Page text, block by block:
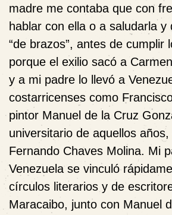
madre me contaba que con
hablar con ella o a saludarla y
“de brazos”, antes de cumplir
porque el exilio sacó a
y a mi padre lo llevó a
costarricenses como
pintor Manuel de la Cruz
universitario de aquellos
Fernando Chaves Molina. Mi
Venezuela se vinculó
círculos literarios y de
Maracaibo, junto con Manuel